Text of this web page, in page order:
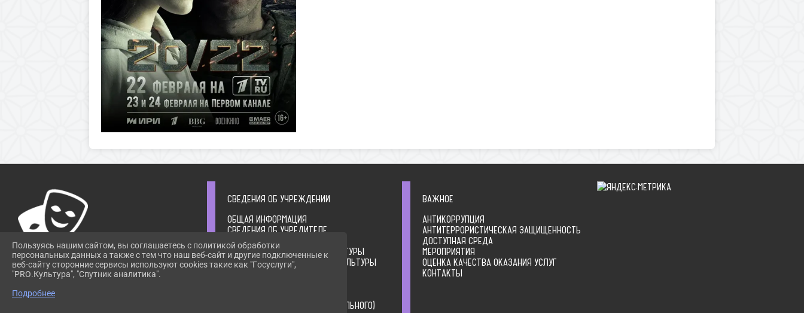
ПРИ ИСПОЛЬЗОВАНИИ МАТЕРИАЛОВ САЙТА
ОБЯЗАТЕЛЬНА. АВТОМАТИЗИРОВАННОЕ
СВЕДЕНИЯ ОБ УЧРЕЖДЕНИИ
ОБЩАЯ ИНФОРМАЦИЯ
СВЕДЕНИЯ ОБ УЧРЕДИТЕЛЕ
УЧРЕДИТЕЛЬНЫЕ ДОКУМЕНТЫ
СТРУКТУРА ОРГАНИЗАЦИИ КУЛЬТУРЫ
РУКОВОДСТВО ОРГАНИЗАЦИИ КУЛЬТУРЫ
ИНФОРМАЦИЯ О ДЕЯТЕЛЬНОСТИ
ГОСУДАРСТВЕННОГО (МУНИЦИПАЛЬНОГО)
ВАЖНОЕ
АНТИКОРРУПЦИЯ
АНТИТЕРРОРИСТИЧЕСКАЯ ЗАЩИЩЕННОСТЬ
ДОСТУПНАЯ СРЕДА
МЕРОПРИЯТИЯ
ОЦЕНКА КАЧЕСТВА ОКАЗАНИЯ УСЛУГ
КОНТАКТЫ
Пользуясь нашим сайтом, вы соглашаетесь с политикой обработки
персональных данных а также с тем что наш веб-сайт и другие подключенные к
веб-сайту сторонние сервисы используют cookies такие как "Госуслуги",
"PRO.Культура", "Спутник аналитика".
Подробнее